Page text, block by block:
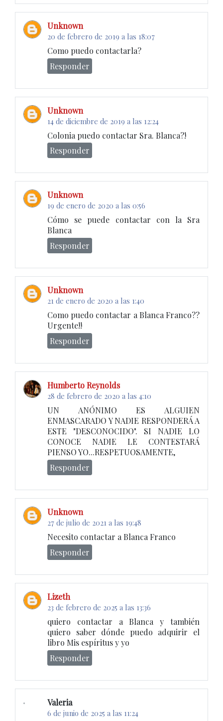
Unknown
20 de febrero de 2019 a las 18:07
Como puedo contactarla?
Responder
Unknown
14 de diciembre de 2019 a las 12:24
Colonia puedo contactar Sra. Blanca?!
Responder
Unknown
19 de enero de 2020 a las 0:56
Cómo se puede contactar con la Sra
Blanca
Responder
Unknown
21 de enero de 2020 a las 1:40
Como puedo contactar a Blanca Franco??
Urgente!!
Responder
Humberto Reynolds
28 de febrero de 2020 a las 4:10
UN ANÓNIMO ES ALGUIEN
ENMASCARADO Y NADIE RESPONDERÁ A
ESTE "DESCONOCIDO". SI NADIE LO
CONOCE NADIE LE CONTESTARÁ
PIENSO YO...RESPETUOSAMENTE,
Responder
Unknown
27 de julio de 2021 a las 19:48
Necesito contactar a Blanca Franco
Responder
Lizeth
23 de febrero de 2025 a las 13:36
quiero contactar a Blanca y también
quiero saber dónde puedo adquirir el
libro Mis espíritus y yo
Responder
Valeria
6 de junio de 2025 a las 11:24